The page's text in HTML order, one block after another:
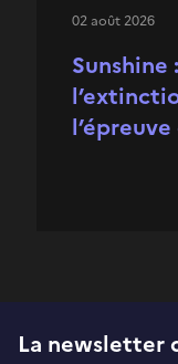
Sunshine
02 août 2026
La newsletter